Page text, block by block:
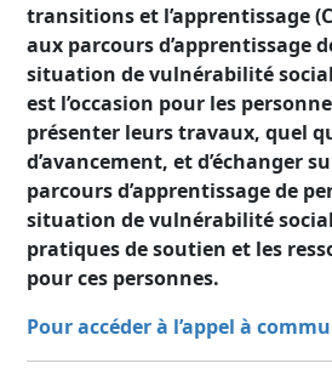
transitions et l’apprentissage
aux parcours d’apprentissage
situation de vulnérabilité
est l’occasion pour les
présenter leurs travaux, quel
d’avancement, et d’échanger
parcours d’apprentissage de
situation de vulnérabilité
pratiques de soutien et les
pour ces personnes.
Pour accéder à l’appel à